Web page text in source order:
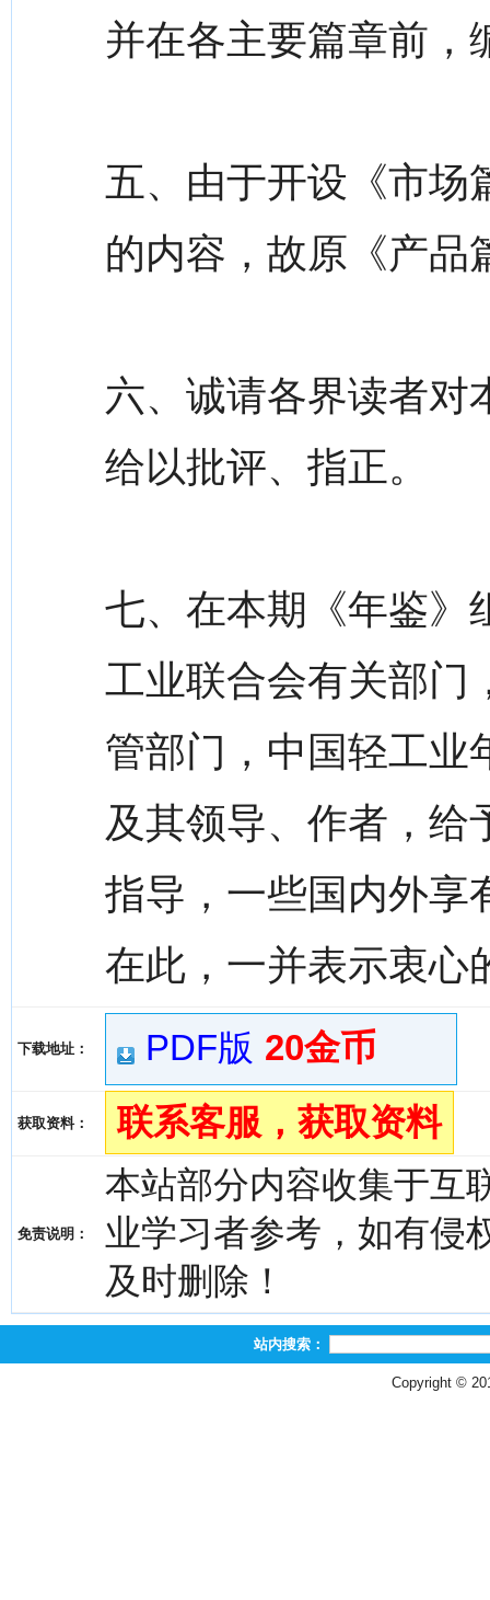
并在各主要篇章前，
五、由于开设《市场
的内容，故原《产品
六、诚请各界读者对
给以批评、指正。
七、在本期《年鉴》
工业联合会有关部门
管部门，中国轻工业
及其领导、作者，给
指导，一些国内外享
在此，一并表示衷心
下载地址： PDF版 20金币
获取资料： 联系客服，获取资料
免责说明：
本站部分内容收集于互
业学习者参考，如有侵
及时删除！
站内搜索：
Copyright ©